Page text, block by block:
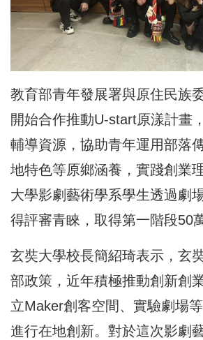
教育部青年發展署與原住民族
開始合作推動U-start原漾計畫
輔導資源，協助青年運用部落
地特色等原鄉涵養，實踐創業
大學影劇藝術學系學生透過劇
得評審青睞，取得第一階段50
玄奘大學校長簡紹琦表示，玄
部政策，近年積極推動創新創
立Maker創客空間、實驗劇場
進行在地創新。對於這次影劇